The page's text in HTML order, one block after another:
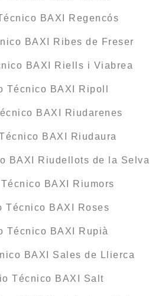
BAXI Regencós
BAXI Ribes de Freser
BAXI Riells i Viabrea
Técnico BAXI Ripoll
BAXI Riudarenes
BAXI Riudaura
BAXI Riudellots de la Selva
BAXI Riumors
Técnico BAXI Roses
Técnico BAXI Rupià
BAXI Sales de Llierca
Técnico BAXI Salt